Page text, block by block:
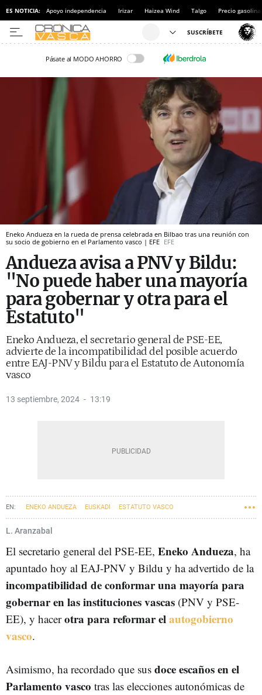
ES NOTICIA: Apoyo independencia Irizar Haizea Wind Talgo Precio gasolina
Pásate al MODO AHORRO
Eneko Andueza en la rueda de prensa celebrada en Bilbao tras una reunión con
su socio de gobierno en el Parlamento vasco | EFE EFE
Andueza avisa a PNV y Bildu:
"No puede haber una mayoría
para gobernar y otra para el
Estatuto"
Eneko Andueza, el secretario general de PSE-EE,
advierte de la incompatibilidad del posible acuerdo
entre EAJ-PNV y Bildu para el Estatuto de Autonomía
vasco
13 septiembre, 2024 13:19
ENEKO ANDUEZA EUSKADI ESTATUTO VASCO
L. Aranzabal
El secretario general del PSE-EE, Eneko Andueza, ha
apuntado hoy al EAJ-PNV y Bildu y ha advertido de la
incompatibilidad de conformar una mayoría para
gobernar en las instituciones vascas (PNV y PSE-
EE), y hacerotra para reformar elautogobierno
vasco.
Asimismo, ha recordado que sus doce escaños en el
Parlamento vasco tras las elecciones autonómicas de